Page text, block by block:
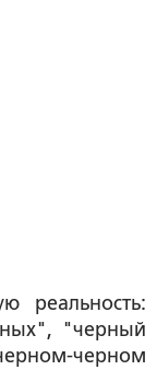
реальность:
"черный
черном